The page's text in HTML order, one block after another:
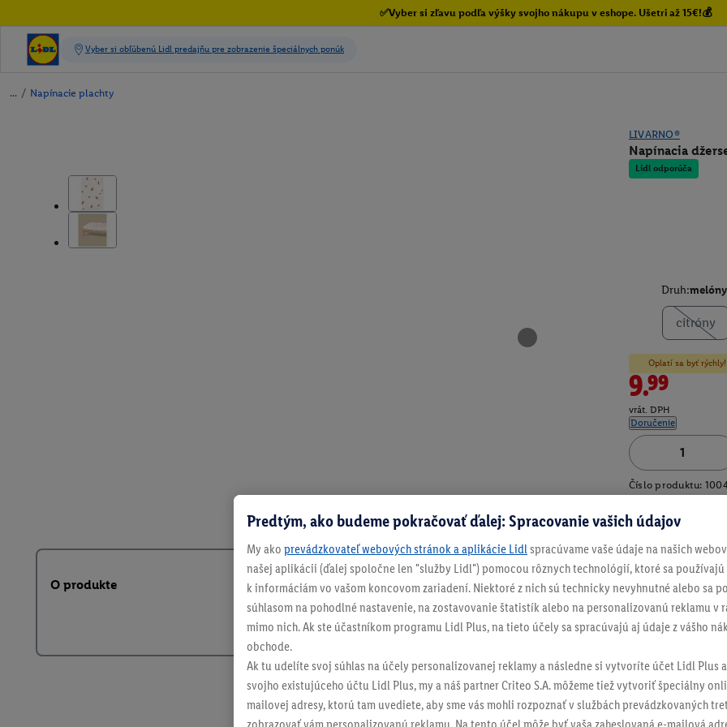
✅Vyber si zľavu podľa výšky svojho nákupu v eshope. Ušetri až 15€!💰
/ Napínacie plachty
LIVARNO®
Napínacia
Lidl odporúča
Druh:melóny
citróny
Oplatí sa byť
9.99
vrát. DPH
Doručenie
Číslo produktu:
O produkte
Predtým, ako budeme pokračovať ďalej: Spracovanie vašich údajov
My ako prevádzkovateľ webových stránok a aplikácie Lidl spracúvame vaše údaje na našich
našej aplikácii (ďalej spoločne len "služby Lidl") pomocou rôznych technológií, ktoré sa
k informáciám vo vašom koncovom zariadení. Niektoré z nich sú technicky nevyhnutné alebo sa
súhlasom na pohodlné nastavenie, na zostavovanie štatistík alebo na personalizovanú reklamu v
mimo nich. Ak ste účastníkom programu Lidl Plus, na tieto účely sa spracúvajú aj údaje z vášho
obchode.
Ak tu udelíte svoj súhlas na účely personalizovanej reklamy a následne si vytvoríte účet Lidl Plus
svojho existujúceho účtu Lidl Plus, my a náš partner Criteo S.A. môžeme tiež vytvoriť špeciálny
mailovej adresy, ktorú tam uvediete, aby sme vás mohli rozpoznať v službách prevádzkovaných